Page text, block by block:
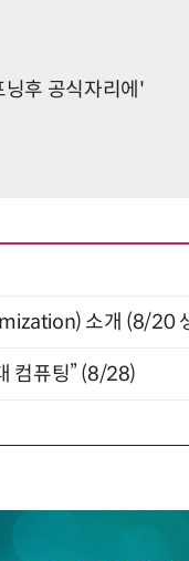
닝후 공식자리에'
소개 (8/20
컴퓨팅” (8/28)